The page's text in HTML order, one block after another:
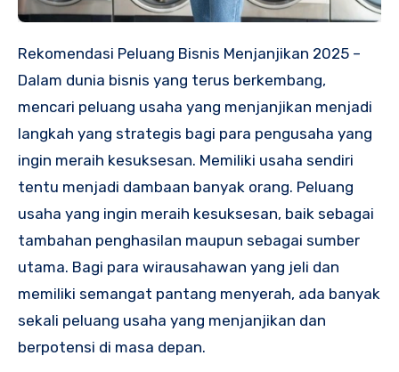
Rekomendasi Peluang Bisnis Menjanjikan 2025 –
Dalam dunia bisnis yang terus berkembang,
mencari peluang usaha yang menjanjikan menjadi
langkah yang strategis bagi para pengusaha yang
ingin meraih kesuksesan. Memiliki usaha sendiri
tentu menjadi dambaan banyak orang. Peluang
usaha yang ingin meraih kesuksesan, baik sebagai
tambahan penghasilan maupun sebagai sumber
utama. Bagi para wirausahawan yang jeli dan
memiliki semangat pantang menyerah, ada banyak
sekali peluang usaha yang menjanjikan dan
berpotensi di masa depan.